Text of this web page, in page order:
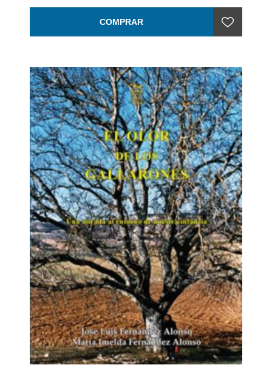
enhorabuena, pues el estudio de Margarita Álvarez
Rodríguez es el primero importantes, serio y riguroso
que se realiza sobre el habla de la Omaña Baja".
COMPRAR